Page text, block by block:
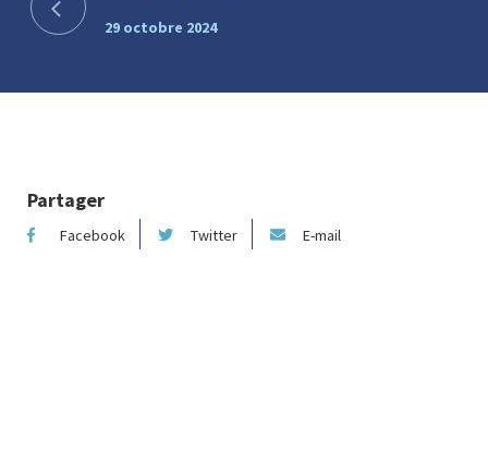
29 octobre 2024
Partager
Facebook Twitter E-mail